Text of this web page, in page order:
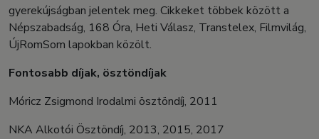
gyerekújságban jelentek meg. Cikkeket többek között a
Népszabadság, 168 Óra, Heti Válasz, Transtelex, Filmvilág,
ÚjRomSom lapokban közölt.
Fontosabb díjak, ösztöndíjak
Móricz Zsigmond Irodalmi ösztöndíj, 2011
NKA Alkotói Ösztöndíj, 2013, 2015, 2017